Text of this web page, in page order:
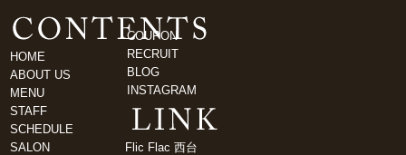
HOME
ABOUT US
MENU
STAFF
SCHEDULE
SALON
COUPON
RECRUIT
BLOG
INSTAGRAM
Flic Flac 西台